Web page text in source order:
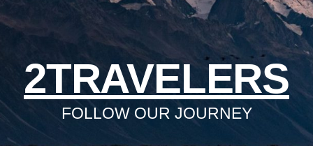
2TRAVELERS
FOLLOW OUR JOURNEY